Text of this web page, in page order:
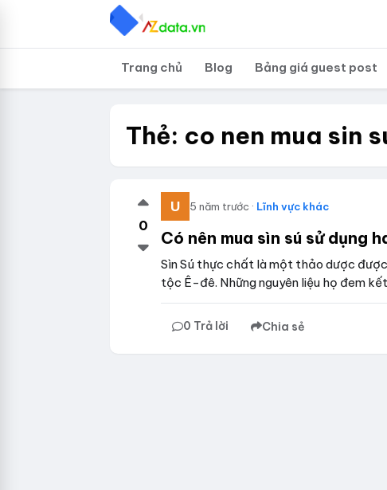
Trang chủ Blog Bảng giá guest post
Thẻ: co nen mua sin
0
5 năm trước · Lĩnh vực khác
Có nên mua sìn sú sử dụng
Sìn Sú thực chất là một thảo dược
tộc Ê-đê. Những nguyên liệu họ đem
0 Trả lời Chia sẻ